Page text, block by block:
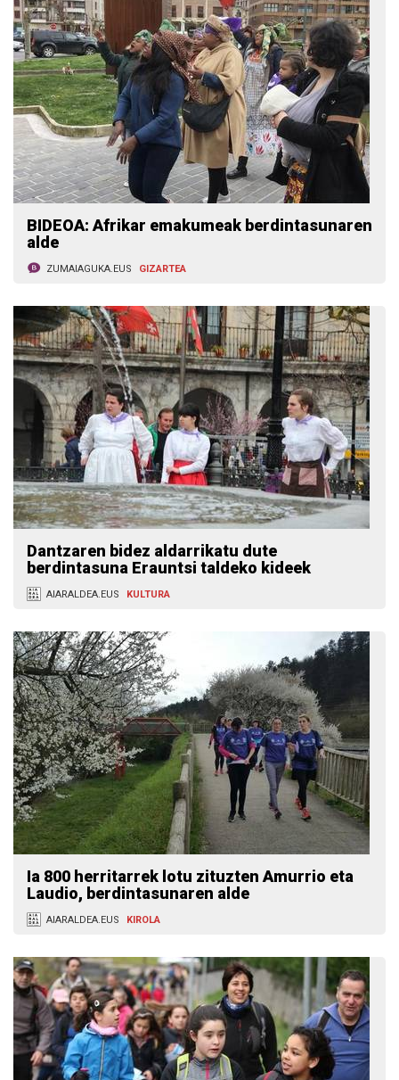
BIDEOA: Afrikar emakumeak berdintasunaren
alde
ZUMAIAGUKA.EUS GIZARTEA
Dantzaren bidez aldarrikatu dute
berdintasuna Erauntsi taldeko kideek
AIARALDEA.EUS KULTURA
Ia 800 herritarrek lotu zituzten Amurrio eta
Laudio, berdintasunaren alde
AIARALDEA.EUS KIROLA